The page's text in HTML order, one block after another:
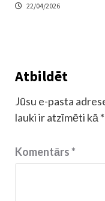
22/04/2026
Atbildēt
Jūsu e-pasta
lauki ir atzīmēti kā *
Komentārs*